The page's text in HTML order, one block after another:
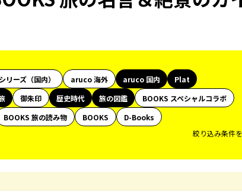
リーズ（国内） aruco 海外 aruco 国内
Plat
御朱印 歴史時代 旅の図鑑
BOOKS スペシャルコラボ
BOOKS 旅の読み物 BOOKS
D-Books
絞り込み条件